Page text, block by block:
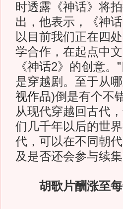
时透露《神话》将
出，他表示，《神
以目前我们正在四
学合作，在起点中
《神话2》的创意
是穿越剧。至于从
视作品)倒是有个不
从现代穿越回古代
们几千年以后的世
代，可以在不同朝
及是否还会参与续
胡歌片酬涨至每